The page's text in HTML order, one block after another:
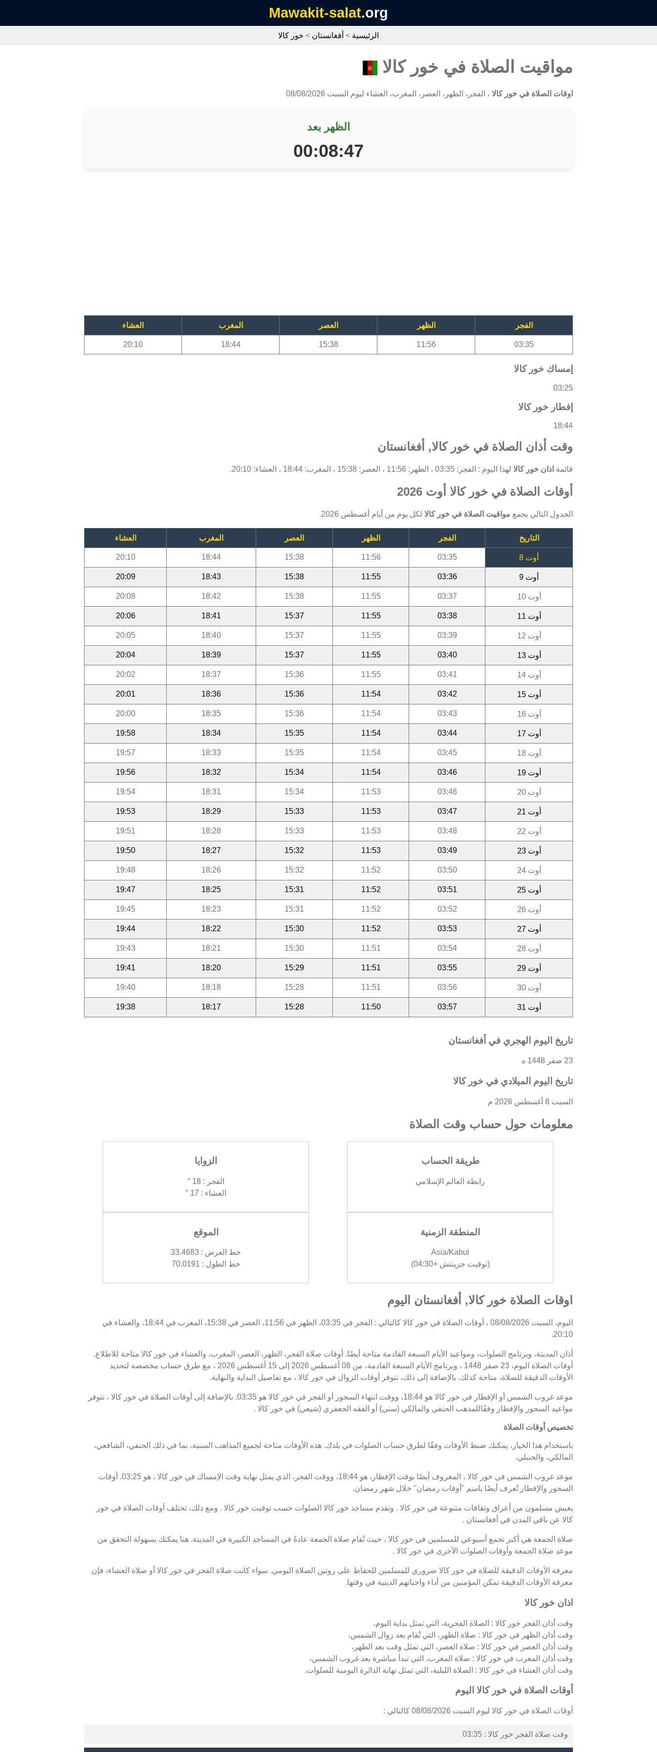
Mawakit-salat.org
الرئيسية > أفغانستان > خور كالا
مواقيت الصلاة في خور كالا
اوقات الصلاة في خور كالا ، الفجر، الظهر، العصر، المغرب، العشاء ليوم السبت 08/08/2026
الظهر بعد
00:08:47
الفجر الظهر العصر المغرب العشاء
03:35
11:56
15:38
18:44
20:10
إمساك خور كالا
03:25
إفطار خور كالا
18:44
وقت أذان الصلاة في خور كالا, أفغانستان
قائمة اذان خور كالا لهذا اليوم : الفجر: 03:35 ، الظهر: 11:56 ، العصر: 15:38 ، المغرب: 18:44 ، العشاء: 20:10.
أوقات الصلاة في خور كالا أوت 2026
الجدول التالي يجمع مواقيت الصلاة في خور كالا لكل يوم من أيام أغسطس 2026.
التاريخ الفجر الظهر العصر المغرب العشاء
أوت 8 03:35
11:56
15:38
18:44
20:10
أوت 9 03:36
11:55
15:38
18:43
20:09
أوت 10 03:37
11:55
15:38
18:42
20:08
أوت 11 03:38
11:55
15:37
18:41
20:06
أوت 12 03:39
11:55
15:37
18:40
20:05
أوت 13 03:40
11:55
15:37
18:39
20:04
أوت 14 03:41
11:55
15:36
18:37
20:02
أوت 15 03:42
11:54
15:36
18:36
20:01
أوت 16 03:43
11:54
15:36
18:35
20:00
أوت 17 03:44
11:54
15:35
18:34
19:58
أوت 18 03:45
11:54
15:35
18:33
19:57
أوت 19 03:46
11:54
15:34
18:32
19:56
أوت 20 03:46
11:53
15:34
18:31
19:54
أوت 21 03:47
11:53
15:33
18:29
19:53
أوت 22 03:48
11:53
15:33
18:28
19:51
أوت 23 03:49
11:53
15:32
18:27
19:50
أوت 24 03:50
11:52
15:32
18:26
19:48
أوت 25 03:51
11:52
15:31
18:25
19:47
أوت 26 03:52
11:52
15:31
18:23
19:45
أوت 27 03:53
11:52
15:30
18:22
19:44
أوت 28 03:54
11:51
15:30
18:21
19:43
أوت 29 03:55
11:51
15:29
18:20
19:41
أوت 30 03:56
11:51
15:28
18:18
19:40
أوت 31 03:57
11:50
15:28
18:17
19:38
تاريخ اليوم الهجري في أفغانستان
23 صفر 1448 ه
تاريخ اليوم الميلادي في خور كالا
السبت 8 أغسطس 2026 م
معلومات حول حساب وقت الصلاة
طريقة الحساب
رابطة العالم الإسلامي
الزوايا
الفجر : 18 °
العشاء : 17 °
المنطقة الزمنية
Asia/Kabul
(توقيت جرينتش +04:30)
الموقع
خط العرض : 33.4683
خط الطول : 70.0191
اوقات الصلاة خور كالا, أفغانستان اليوم
اليوم، السبت 08/08/2026 ، أوقات الصلاة في خور كالا كالتالي : الفجر في 03:35، الظهر في 11:56، العصر في 15:38، المغرب في 18:44، والعشاء في
20:10.
أذان المدينة، وبرنامج الصلوات، ومواعيد الأيام السبعة القادمة متاحة أيضًا. أوقات صلاة الفجر، الظهر، العصر، المغرب، والعشاء في خور كالا متاحة للاطلاع.
أوقات الصلاة اليوم، 23 صفر 1448 ، وبرنامج الأيام السبعة القادمة، من 08 أغسطس 2026 إلى 15 أغسطس 2026 ، مع طرق حساب مخصصة لتحديد
الأوقات الدقيقة للصلاة، متاحة كذلك. بالإضافة إلى ذلك، نتوفر أوقات الزوال في خور كالا ، مع تفاصيل البداية والنهاية.
موعد غروب الشمس أو الإفطار في خور كالا هو 18:44، ووقت انتهاء السحور أو الفجر في خور كالا هو 03:35. بالإضافة إلى أوقات الصلاة في خور كالا ، نتوفر
مواعيد السحور والإفطار وفقًاللمذهب الحنفي والمالكي (سني) أو الفقه الجعفري (شيعي) في خور كالا .
تخصيص أوقات الصلاة
باستخدام هذا الخيار، يمكنك ضبط الأوقات وفقًا لطرق حساب الصلوات في بلدك. هذه الأوقات متاحة لجميع المذاهب السنية، بما في ذلك الحنفي، الشافعي،
المالكي، والحنبلي.
موعد غروب الشمس في خور كالا ، المعروف أيضًا بوقت الإفطار، هو 18:44، ووقت الفجر، الذي يمثل نهاية وقت الإمساك في خور كالا ، هو 03:25. أوقات
السحور والإفطار تُعرف أيضًا باسم "أوقات رمضان" خلال شهر رمضان.
يعيش مسلمون من أعراق وثقافات متنوعة في خور كالا . وتقدم مساجد خور كالا الصلوات حسب توقيت خور كالا . ومع ذلك، تختلف أوقات الصلاة في خور
كالا عن باقي المدن في أفغانستان .
صلاة الجمعة هي أكبر تجمع أسبوعي للمسلمين في خور كالا ، حيث تُقام صلاة الجمعة عادةً في المساجد الكبيرة في المدينة. هنا يمكنك بسهولة التحقق من
موعد صلاة الجمعة وأوقات الصلوات الأخرى في خور كالا .
معرفة الأوقات الدقيقة للصلاة في خور كالا ضروري للمسلمين للحفاظ على روتين الصلاة اليومي. سواء كانت صلاة الفجر في خور كالا أو صلاة العشاء، فإن
معرفة الأوقات الدقيقة تمكن المؤمنين من أداء واجباتهم الدينية في وقتها.
اذان خور كالا
وقت أذان الفجر خور كالا : الصلاة الفجرية، التي تمثل بداية اليوم،
وقت أذان الظهر في خور كالا : صلاة الظهر، التي تُقام بعد زوال الشمس،
وقت أذان العصر في خور كالا : صلاة العصر، التي تمثل وقت بعد الظهر،
وقت أذان المغرب في خور كالا : صلاة المغرب، التي تبدأ مباشرة بعد غروب الشمس،
وقت أذان العشاء في خور كالا : الصلاة الليلية، التي تمثل نهاية الدائرة اليومية للصلوات.
أوقات الصلاة في خور كالا اليوم
أوقات الصلاة في خور كالا ليوم السبت 08/08/2026 كالتالي :
وقت صلاة الفجر خور كالا : 03:35